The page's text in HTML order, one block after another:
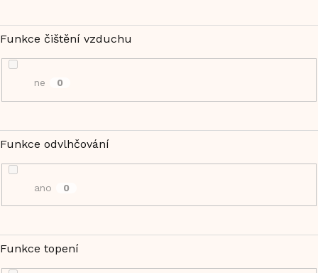
Funkce čištění vzduchu
ne 0
Funkce odvlhčování
ano 0
Funkce topení